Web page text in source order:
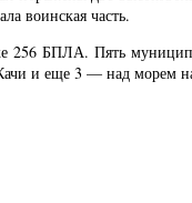
воинская часть.
256 БПЛА. Пять
и еще 3 — над морем